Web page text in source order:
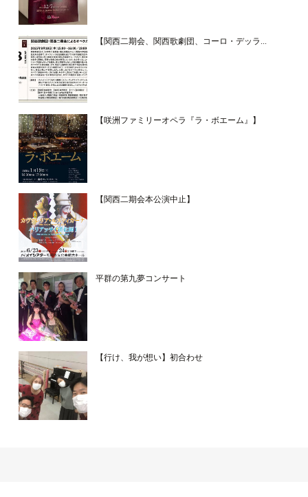
【関西二期会、関西歌劇団、コーロ・デッラ...
【咲洲ファミリーオペラ『ラ・ボエーム』】
【関西二期会本公演中止】
平群の第九夢コンサート
【行け、我が想い】初合わせ